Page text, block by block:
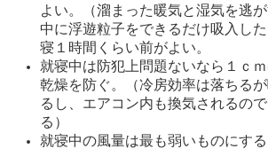
よい。（溜まった暖気と湿気を逃
中に浮遊粒子をできるだけ吸入し
寝１時間くらい前がよい。
就寝中は防犯上問題ないなら１ｃ
乾燥を防ぐ。（冷房効率は落ちる
るし、エアコン内も換気されるの
る）
就寝中の風量は最も弱いものにす